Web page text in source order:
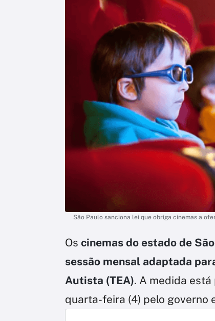
São Paulo sanciona lei que obriga cinemas a
Os cinemas do estado de
sessão mensal adaptada
Autista (TEA). A medida
quarta-feira (4) pelo governo